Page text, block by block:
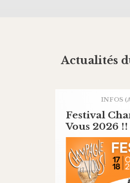
Actualités
INFOS
Festival
Vous 2026 !!